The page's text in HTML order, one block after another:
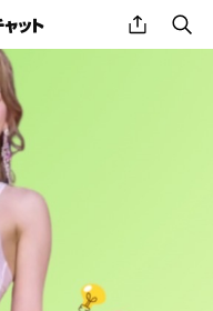
share